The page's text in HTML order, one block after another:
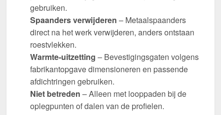
gebruiken.
Spaanders verwijderen – Metaalspaanders
direct na het werk verwijderen, anders ontstaan
roestvlekken.
Warmte-uitzetting – Bevestigingsgaten volgens
fabrikantopgave dimensioneren en passende
afdichtringen gebruiken.
Niet betreden – Alleen met looppaden bij de
oplegpunten of dalen van de profielen.